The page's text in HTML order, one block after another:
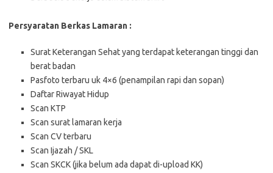
Persyaratan Berkas Lamaran :
Surat Keterangan Sehat yang terdapat keterangan tinggi dan
berat badan
Pasfoto terbaru uk 4×6 (penampilan rapi dan sopan)
Daftar Riwayat Hidup
Scan KTP
Scan surat lamaran kerja
Scan CV terbaru
Scan Ijazah / SKL
Scan SKCK (jika belum ada dapat di-upload KK)